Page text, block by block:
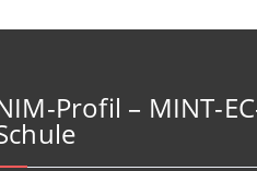
Profil – MINT-